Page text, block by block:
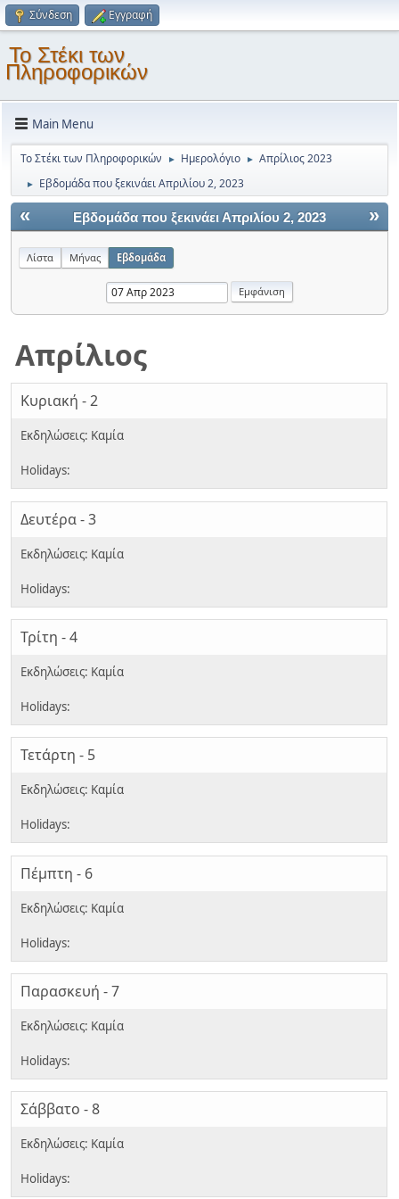
Σύνδεση Εγγραφή
Το Στέκι των
Πληροφορικών
Main Menu
Το Στέκι των Πληροφορικών ► Ημερολόγιο ► Απρίλιος 2023
► Εβδομάδα που ξεκινάει Απριλίου 2, 2023
« »
Εβδομάδα που ξεκινάει Απριλίου 2, 2023
Λίστα Μήνας Εβδομάδα
Απρίλιος
Κυριακή - 2
Δευτέρα - 3
Τρίτη - 4
Τετάρτη - 5
Πέμπτη - 6
Παρασκευή - 7
Σάββατο - 8